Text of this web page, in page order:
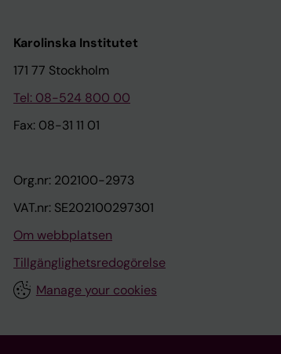
Karolinska Institutet
171 77 Stockholm
Tel: 08-524 800 00
Fax: 08-31 11 01
Org.nr: 202100-2973
VAT.nr: SE202100297301
Om webbplatsen
Tillgänglighetsredogörelse
Manage your cookies